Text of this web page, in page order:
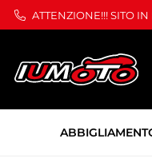
ATTENZIONE!!! SITO